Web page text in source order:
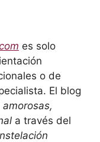
es solo
o de
El blog
a través del